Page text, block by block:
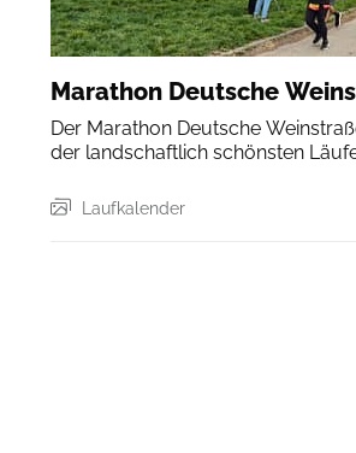
Marathon Deutsche
Der Marathon Deutsche
der landschaftlich schönsten
Laufkalender